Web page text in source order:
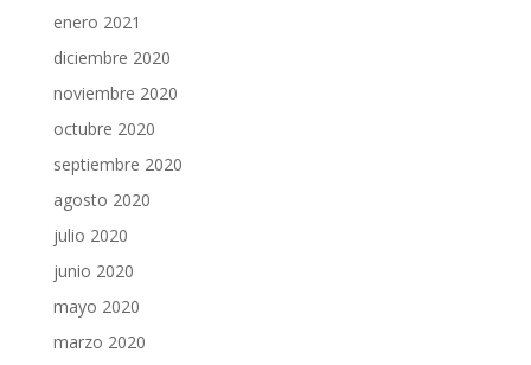
enero 2021
diciembre 2020
noviembre 2020
octubre 2020
septiembre 2020
agosto 2020
julio 2020
junio 2020
mayo 2020
marzo 2020